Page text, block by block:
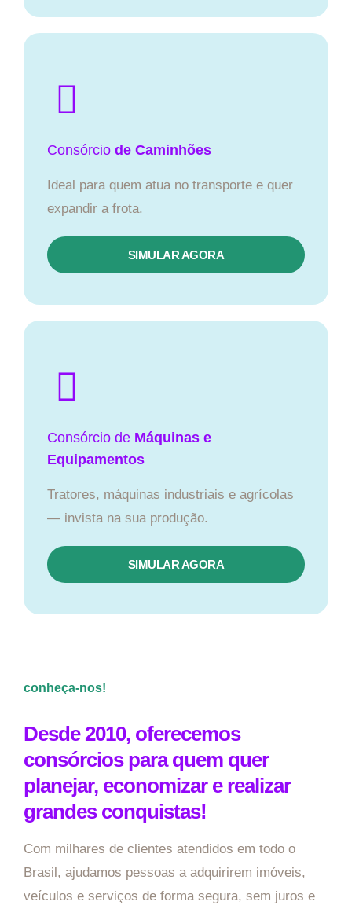
Consórcio de Caminhões
Ideal para quem atua no transporte e quer
expandir a frota.
SIMULAR AGORA
Consórcio de Máquinas e
Equipamentos
Tratores, máquinas industriais e agrícolas
— invista na sua produção.
SIMULAR AGORA
conheça-nos!
Desde 2010, oferecemos
consórcios para quem quer
planejar, economizar e realizar
grandes conquistas!
Com milhares de clientes atendidos em todo o
Brasil, ajudamos pessoas a adquirirem imóveis,
veículos e serviços de forma segura, sem juros e